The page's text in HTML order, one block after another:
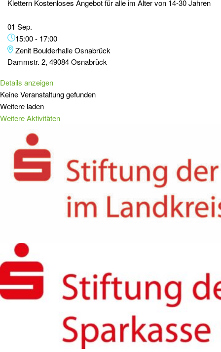
Klettern Kostenloses Angebot für alle im Alter von 14-30 Jahren
01 Sep.
15:00- 17:00
Zenit Boulderhalle Osnabrück
Dammstr. 2, 49084 Osnabrück
Details anzeigen
Keine Veranstaltung gefunden
Weitere laden
Weitere Aktivitäten